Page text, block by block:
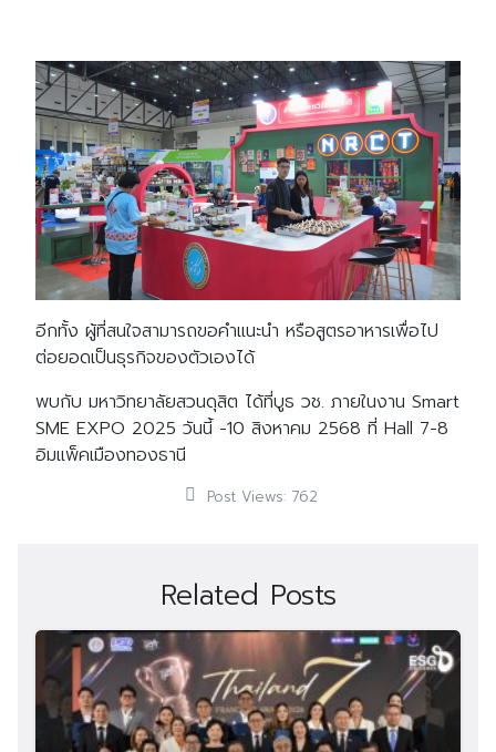
อีกทั้ง ผู้ที่สนใจสามารถขอคำแนะนำ หรือสูตรอาหารเพื่อไป
ต่อยอดเป็นธุรกิจของตัวเองได้
พบกับ มหาวิทยาลัยสวนดุสิต ได้ที่บูธ วช. ภายในงาน Smart
SME EXPO 2025 วันนี้-10 สิงหาคม 2568 ที่ Hall 7-8
อิมแพ็คเมืองทองธานี
Post Views: 762
Related Posts